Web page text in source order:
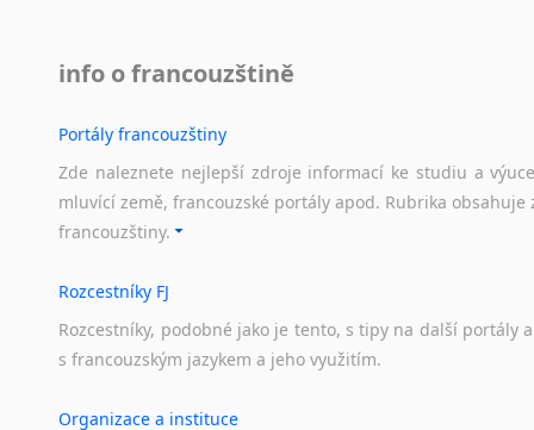
info o francouzštině
Portály francouzštiny
Zde naleznete nejlepší zdroje informací ke studiu a
mluvící země, francouzské portály apod. Rubrika
francouzštiny.
Rozcestníky FJ
Rozcestníky, podobné jako je tento, s tipy na další portály a
s francouzským jazykem a jeho využitím.
Organizace a instituce